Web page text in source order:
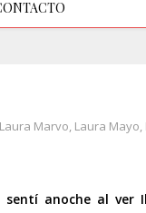
Laura Marvo, Laura Mayo,
sentí anoche al ver